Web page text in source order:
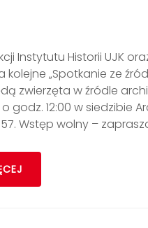
Instytutu Historii UJK
kolejne „Spotkanie ze
zwierzęta w źródle
godz. 12:00 w siedzibie
Wstęp wolny –